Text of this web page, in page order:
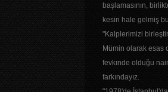
başlamasının,
kesin hale gelmiş
"Kalplerimizi
Mümin olarak esas
fevkınde olduğu
farkındayız.